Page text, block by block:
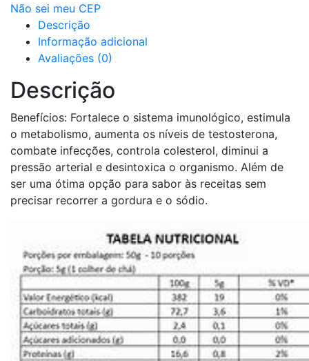
Não sei meu CEP
Descrição
Informação adicional
Avaliações (0)
Descrição
Benefícios: Fortalece o sistema imunológico, estimula
o metabolismo, aumenta os níveis de testosterona,
combate infecções, controla colesterol, diminui a
pressão arterial e desintoxica o organismo. Além de
ser uma ótima opção para sabor às receitas sem
precisar recorrer a gordura e o sódio.